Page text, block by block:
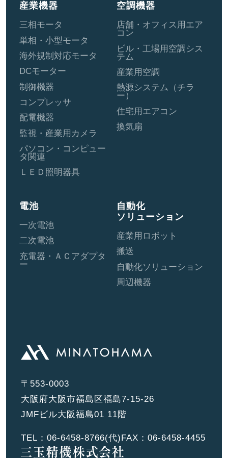
産業機器
三相モータ
単相・小型モータ
海外規制対応モータ
DCモーター
制御機器
コンプレッサ
配電機器
監視・産業用カメラ
パソコン・コンピュー
タ関連
ＬＥＤ照明器具
空調機器
店舗・オフィス用エア
コン
ビル・工場用空調シス
テム
産業用空調
熱源システム（チラ
ー）
住宅用エアコン
換気扇
電池
一次電池
二次電池
充電器・ＡＣアダプタ
ー
自動化
ソリューション
産業用ロボット
搬送
自動化ソリューション
周辺機器
〒553-0003
大阪府大阪市福島区福島7-15-26
JMFビル大阪福島01 11階
TEL： 06-6458-8766(代) FAX：06-6458-4455